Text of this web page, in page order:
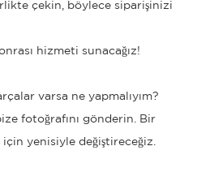
çekin, böylece siparişinizi
hizmeti sunacağız!
varsa ne yapmalıyım?
yenisiyle değiştireceğiz.